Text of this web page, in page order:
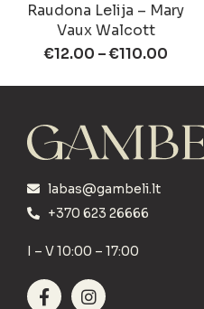
Raudona Lelija – Mary
Vaux Walcott
€12.00 –€110.00
labas@gambeli.lt
+370 623 26666
I – V 10:00 – 17:00